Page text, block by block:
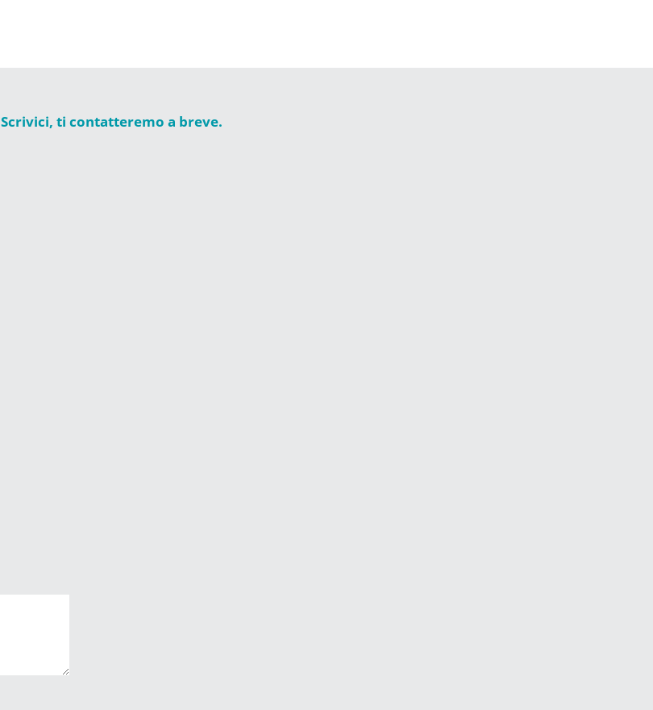
Scrivici, ti contatteremo a breve.